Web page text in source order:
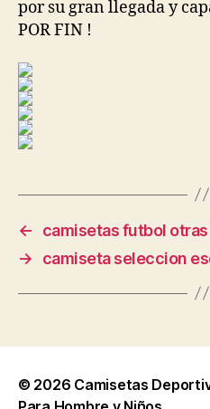
por su gran llegada y
POR FIN !
←
camisetas futbol
→
camiseta seleccion
© 2026 Camisetas